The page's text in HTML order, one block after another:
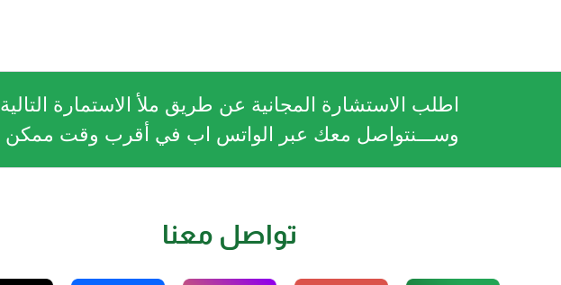
اطلب الاستشارة المجانية عن طريق ملأ الاستمارة التالية
وســـنتواصل معك عبر الواتس اب في أقرب وقت ممكن
تواصل معنا